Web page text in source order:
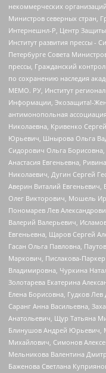
некоммерческих
Министров северных стран,
Интернешнл-Р, Центр
Институт развития прессы -
Петербурге Совета
прессы, Гражданский
по сохранению наследия
МЕМО. РУ, Институт
Информации, Экозащита!-
антимонопольная
Николаевна, Кривенко
Юрьевич, Шнырова Ольга
Сидорович Ольга Борисовна,
Анастасия Евгеньевна,
Николаевич, Дугин Сергей
Аверин Виталий
Олег Викторович, Мошель
Пономарев Лев
Валерий Валерьевич,
Евгеньевна, Щаров Сергей
Гасан Ольга Павловна,
Маркович, Пислакова-
Владимировна, Чуркина
Золотарева Екатерина
Елена Борисовна, Гудков
Саранг Анна Васильевна,
Анатольевич, Щур Татьяна
Блинушов Андрей Юрьевич,
Михайлович, Симонов
Мельникова Валентина
Баженова Светлана